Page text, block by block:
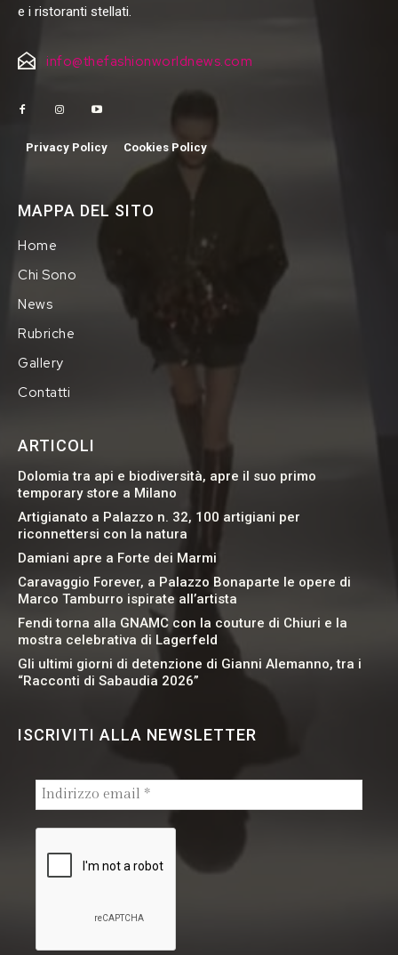
e i ristoranti stellati.
info@thefashionworldnews.com
Privacy Policy Cookies Policy
MAPPA DEL SITO
Home
Chi Sono
News
Rubriche
Gallery
Contatti
ARTICOLI
Dolomia tra api e biodiversità, apre il suo primo
temporary store a Milano
Artigianato a Palazzo n. 32, 100 artigiani per
riconnettersi con la natura
Damiani apre a Forte dei Marmi
Caravaggio Forever, a Palazzo Bonaparte le opere di
Marco Tamburro ispirate all’artista
Fendi torna alla GNAMC con la couture di Chiuri e la
mostra celebrativa di Lagerfeld
Gli ultimi giorni di detenzione di Gianni Alemanno, tra i
“Racconti di Sabaudia 2026”
ISCRIVITI ALLA NEWSLETTER